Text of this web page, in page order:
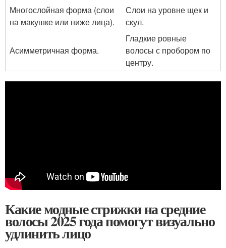
Многослойная форма (слои
на макушке или ниже лица).
Слои на уровне щек и
скул.
Асимметричная форма.
Гладкие ровные
волосы с пробором по
центру.
Какие модные стрижки на средние
волосы 2025 года помогут визуально
удлинить лицо